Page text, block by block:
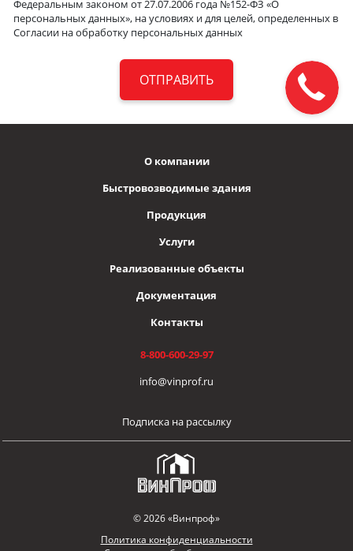
Федеральным законом от 27.07.2006 года №152-ФЗ «О
персональных данных», на условиях и для целей, определенных в
Согласии на обработку персональных данных
© 2026 «Винпроф»
Политика конфиденциальности
О компании
Быстровозводимые здания
Продукция
Услуги
Реализованные объекты
Документация
Контакты
8-800-600-29-97
info@vinprof.ru
Подписка на рассылку